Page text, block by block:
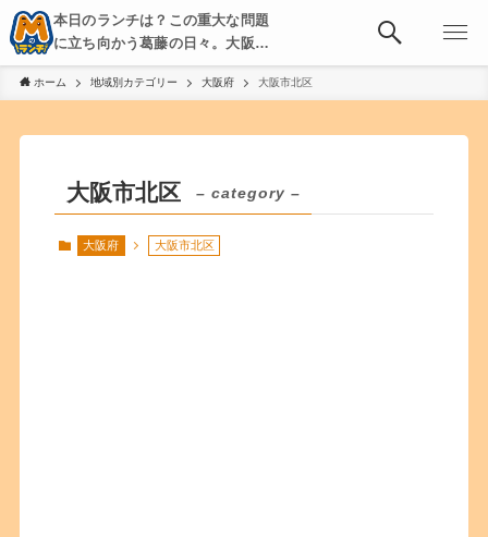
本日のランチは？この重大な問題
に立ち向かう葛藤の日々。大阪・
京都・神戸を中心とした食べ歩
き、飲み歩きを綴る。
ホーム 地域別カテゴリー 大阪府 大阪市北区
大阪市北区 – category –
大阪府 大阪市北区